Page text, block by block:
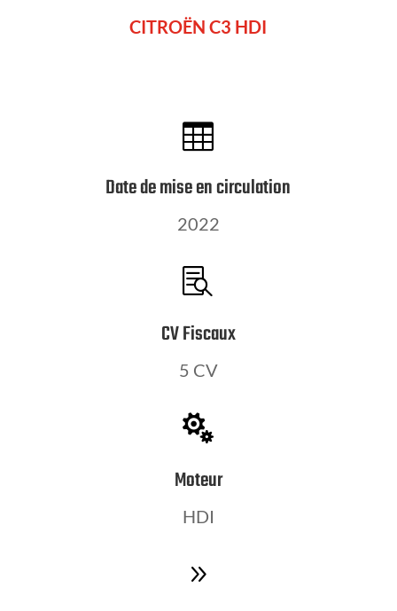
CITROËN C3 HDI

Date de mise en circulation
2022

CV Fiscaux
5 CV

Moteur
HDI
9